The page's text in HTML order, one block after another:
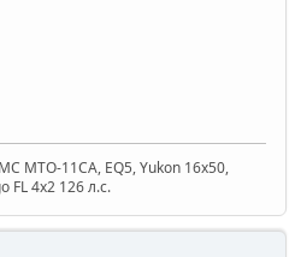
МТО-11СА, EQ5, Yukon 16x50,
FL 4x2 126 л.с.